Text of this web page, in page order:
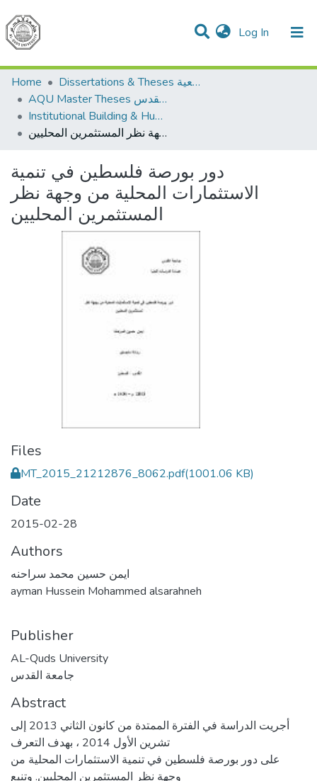
Log In (current)
Communities & Collections
All of DSpace
Home
Dissertations & Theses الرسائل الجامعية
AQU Master Theses الرسائل الجامعية الخاصة بجامعة القدس
Institutional Building & Human Res. Dev. بناء مؤسسات وتنمية موارد بشرية
دور بورصة فلسطين في تنمية الاستثمارات المحلية من وجهة نظر المستثمرين المحليين
دور بورصة فلسطين في تنمية
الاستثمارات المحلية من وجهة نظر
المستثمرين المحليين
Files
MT_2015_21212876_8062.pdf(1001.06 KB)
Date
2015-02-28
Authors
ايمن حسين محمد سراحنه
ayman Hussein Mohammed alsarahneh
Publisher
AL-Quds University
جامعة القدس
Abstract
أجريت الدراسة في الفترة الممتدة من كانون الثاني 2013 إلى
تشرين الأول 2014 ، بهدف التعرف
على دور بورصة فلسطين في تنمية الاستثمارات المحلية من
وجهة نظر المستثمرين المحليين. وتنبع